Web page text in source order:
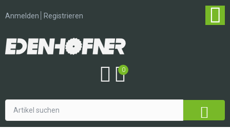
Anmelden Registrieren
0